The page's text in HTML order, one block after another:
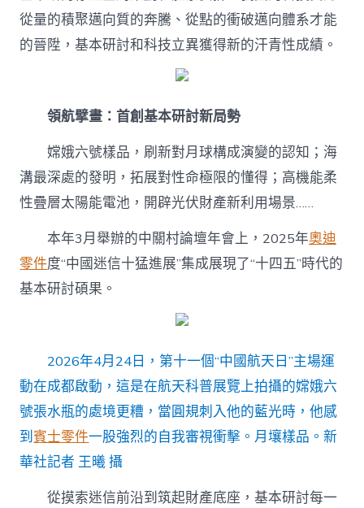
完
成
新
從量的積聚邁向質的奔騰、從點的衝破邁向體系才能
的晉陞，基本研討和科技立異獲得新的汗青性成績。
領航擘畫：首創基本研討新局勢
嫦娥六號樣品，刷新對月球構成演變的認知；海
溝最深處的發明，拓展對性命極限的懂得；高機能柔
性疊層太陽能電池，開辟光伏財產新利用場景……
本年3月舉辦的中關村論壇年會上，2025年奧迪
零件度“中國迷信十猛進展”集成展現了“十四五”時代的
基本研討碩果。
2026年4月24日，第十一個“中國航天日”主場運
動在成都啟動，這是在航天科普展覽上拍攝的嫦娥六
號張水瓶的處境更糟，當圓規刺入他的藍光時，他感
到賓士零件一股強烈的自我審視衝擊。月壤樣品。新
華社記者 王曦 攝
從摸索迷信前沿到筑起財產底座，基本研討每一